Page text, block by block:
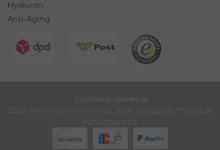
Hyaluron
Anti-Aging
cosmetic-gallery.at